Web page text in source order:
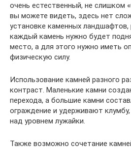
очень естественный, не слишком
вы можете видеть, здесь нет
установке каменных
каждый камень нужно будет
место, а для этого нужно иметь
физическую силу.
Использование камней разного
контраст. Маленькие камни
перехода, а большие камни
ограждение и удерживают
над уровнем лужайки.
Также возможно сочетание